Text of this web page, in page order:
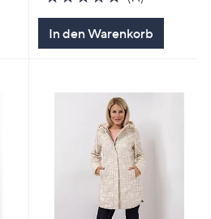
von
In den Warenkorb